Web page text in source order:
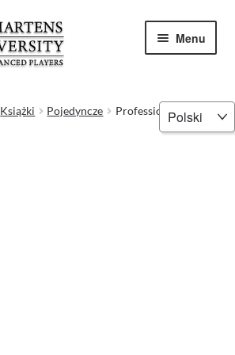
Wybierz
język
Menu
Książki Pojedyncze
Professional Slam